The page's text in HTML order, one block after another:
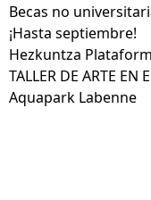
Becas no
¡Hasta septiembre!
Hezkuntza
TALLER DE ARTE EN
Aquapark Labenne